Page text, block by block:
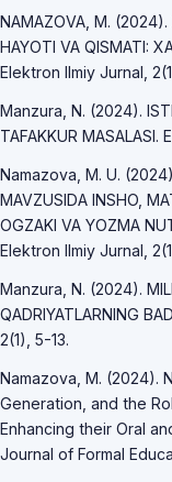
NAMAZOVA, M. (2024).
HAYOTI VA QISMATI:
Elektron Ilmiy Jurnal,
Manzura, N. (2024).
TAFAKKUR
Namazova, M. U.
MAVZUSIDA INSHO,
OGZAKI VA YOZMA
Elektron Ilmiy Jurnal,
Manzura, N. (2024).
QADRIYATLARNING
2(1), 5-13.
Namazova, M. (2024).
Generation, and the
Enhancing their Oral
Journal of Formal